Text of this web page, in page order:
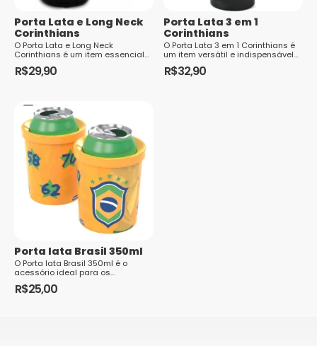
Porta Lata e Long Neck
Corinthians
O Porta Lata e Long Neck
Corinthians é um item essencial
para os torcedores fervorosos do
Sport Club Corinthians Paulista
R$29,90
Porta Lata 3 em 1
Corinthians
O Porta Lata 3 em 1 Corinthians é
um item versátil e indispensável
para os torcedores fanáticos do
Sport Club Corinthians Paulist...
R$32,90
Porta lata Brasil 350ml
O Porta lata Brasil 350ml é o
acessório ideal para os
torcedores brasileiros que
desejam manter suas bebidas
R$25,00